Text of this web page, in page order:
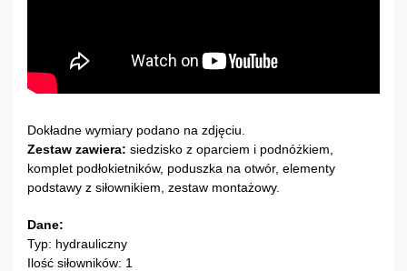
Dokładne wymiary podano na zdjęciu.
Zestaw zawiera: siedzisko z oparciem i podnóżkiem,
komplet podłokietników, poduszka na otwór, elementy
podstawy z siłownikiem, zestaw montażowy.
Dane:
Typ: hydrauliczny
Ilość siłowników: 1